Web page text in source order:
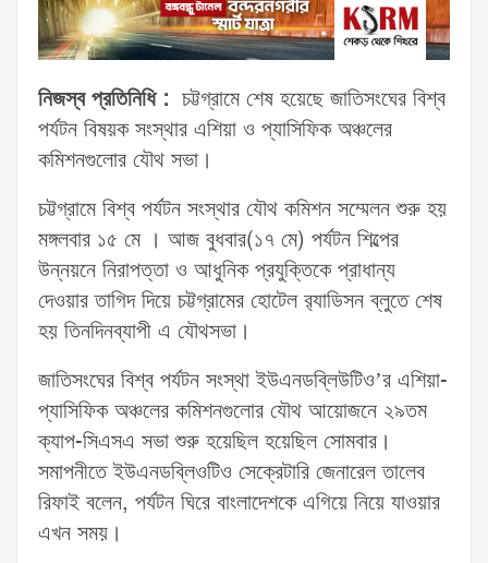
নিজস্ব প্রতিনিধি : চট্টগ্রামে শেষ হয়েছে জাতিসংঘের বিশ্ব
পর্যটন বিষয়ক সংস্থার এশিয়া ও প্যাসিফিক অঞ্চলের
কমিশনগুলোর যৌথ সভা।
চট্টগ্রামে বিশ্ব পর্যটন সংস্থার যৌথ কমিশন সম্মেলন শুরু হয়
মঙ্গলবার ১৫ মে । আজ বুধবার(১৭ মে) পর্যটন শিল্পের
উন্নয়নে নিরাপত্তা ও আধুনিক প্রযুক্তিকে প্রাধান্য
দেওয়ার তাগিদ দিয়ে চট্টগ্রামের হোটেল র‌্যাডিসন ব্লুতে শেষ
হয় তিনদিনব্যাপী এ যৌথসভা।
জাতিসংঘের বিশ্ব পর্যটন সংস্থা ইউএনডব্লিউটিও’র এশিয়া-
প্যাসিফিক অঞ্চলের কমিশনগুলোর যৌথ আয়োজনে ২৯তম
ক্যাপ-সিএসএ সভা শুরু হয়েছিল হয়েছিল সোমবার।
সমাপনীতে ইউএনডব্লিওটিও সেক্রেটারি জেনারেল তালেব
রিফাই বলেন, পর্যটন ঘিরে বাংলাদেশকে এগিয়ে নিয়ে যাওয়ার
এখন সময়।